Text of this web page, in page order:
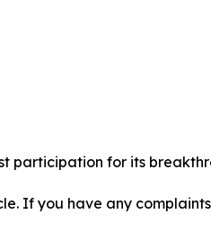
participation for its
If you have any